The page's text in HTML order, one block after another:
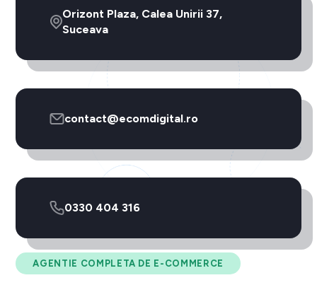
AGENTIE COMPLETA DE E-COMMERCE
Orizont Plaza, Calea Unirii 37,
Suceava
contact@ecomdigital.ro
0330 404 316